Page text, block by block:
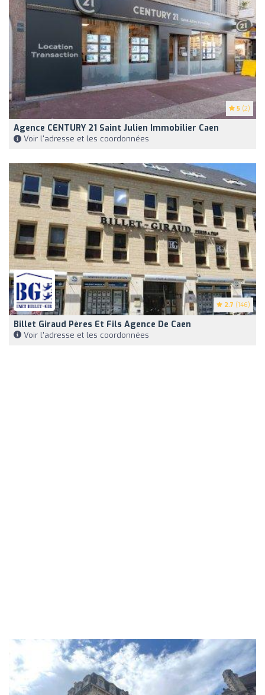
5 (2)
Agence CENTURY 21 Saint Julien Immobilier Caen
Voir l'adresse et les coordonnées
2.7 (146)
Billet Giraud Pères Et Fils Agence De Caen
Voir l'adresse et les coordonnées